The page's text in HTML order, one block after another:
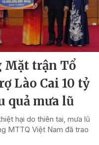
Mặt trận Tổ
Lào Cai 10 tỷ
quả mưa lũ
hại do thiên tai, mưa lũ
MTTQ Việt Nam đã trao